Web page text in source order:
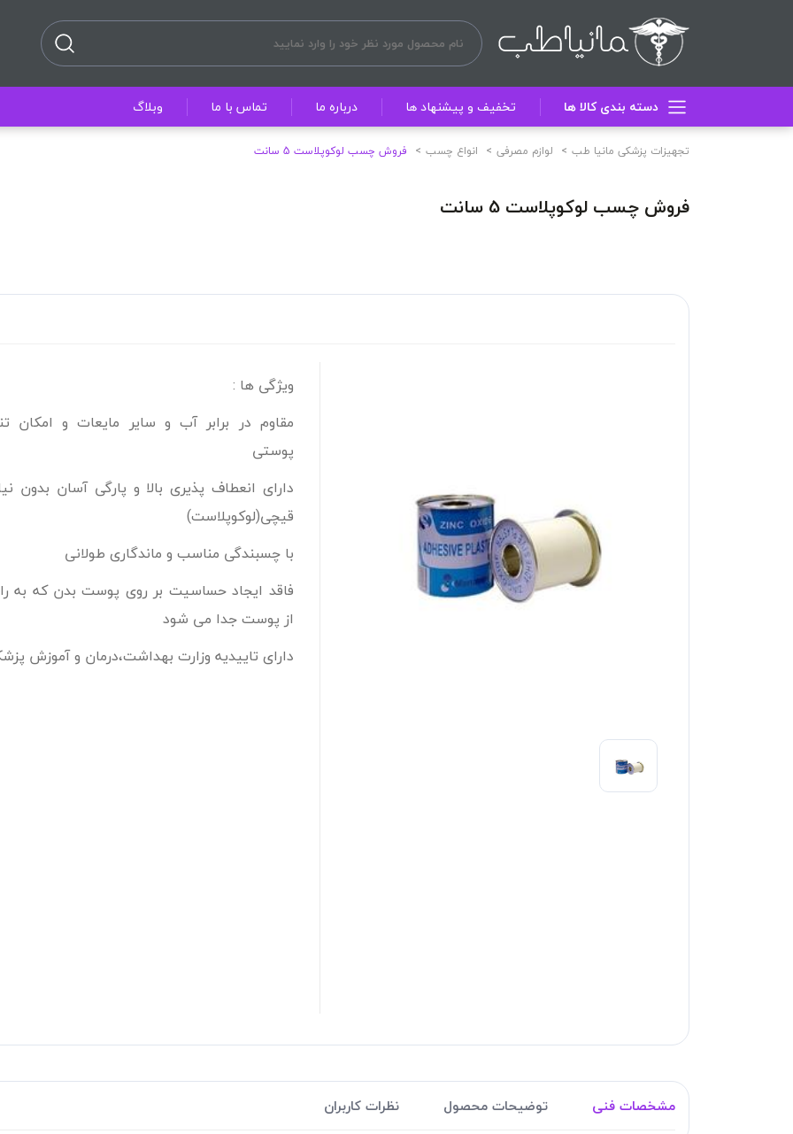
دسته بندی کالا ها تخفیف و پیشنهاد ها درباره ما تماس با ما وبلاگ
تجهیزات پزشکی مانیا طب لوازم مصرفی انواع چسب فروش چسب لوکوپلاست 5 سانت
فروش چسب لوکوپلاست 5 سانت
ویژگی ها :
مقاوم در برابر آب و سایر مایعات و امکان
پوستی
دارای انعطاف پذیری بالا و پارگی آسان بدون
قیچی(لوکوپلاست)
با چسبندگی مناسب و ماندگاری طولانی
فاقد ایجاد حساسیت بر روی پوست بدن که به
از پوست جدا می شود
دارای تاییدیه وزارت بهداشت،درمان و آموزش
مشخصات فنی توضیحات محصول نظرات کاربران